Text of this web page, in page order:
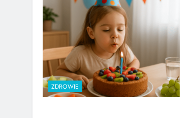
ZDROWIE